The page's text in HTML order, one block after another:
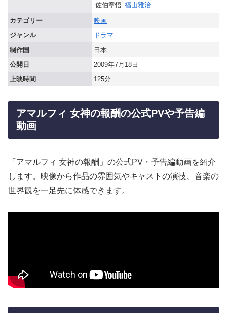
佐伯章悟 福山雅治
カテゴリー
映画
ジャンル
ドラマ
制作国
日本
公開日
2009年7月18日
上映時間
125分
アマルフィ 女神の報酬の公式PVや予告編
動画
「アマルフィ 女神の報酬」の公式PV・予告編動画を紹介
します。映像から作品の雰囲気やキャストの演技、音楽の
世界観を一足先に体感できます。